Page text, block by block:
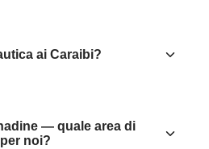
ai Caraibi?
— quale area di
noi?